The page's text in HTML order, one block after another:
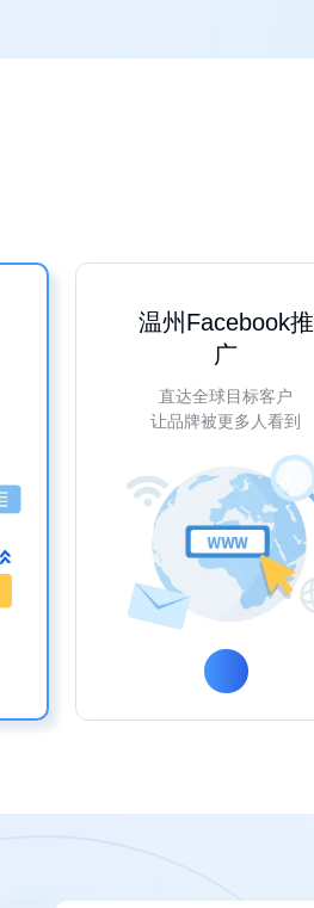
温州Facebook推
广
直达全球目标客户
让品牌被更多人看到